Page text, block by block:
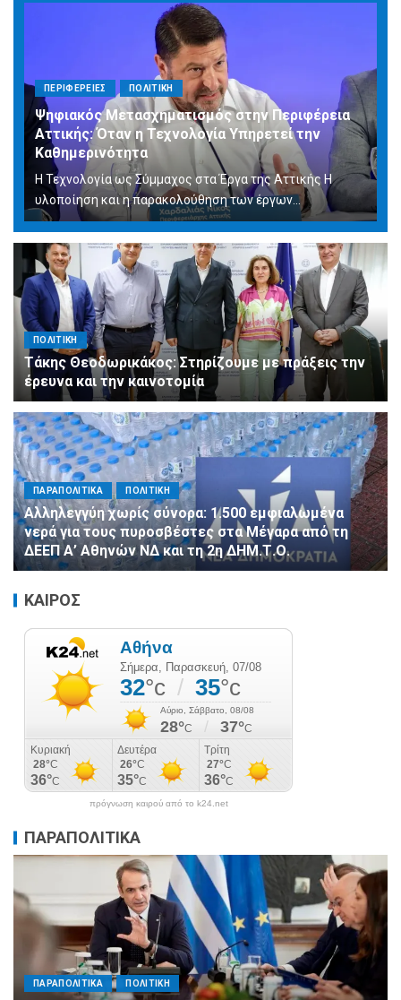
ΠΕΡΙΦΕΡΕΙΕΣ ΠΟΛΙΤΙΚΗ
Ψηφιακός Μετασχηματισμός στην Περιφέρεια
Αττικής: Όταν η Τεχνολογία Υπηρετεί την
Καθημερινότητα
Η Τεχνολογία ως Σύμμαχος στα Έργα της Αττικής Η
υλοποίηση και η παρακολούθηση των έργων...
ΠΟΛΙΤΙΚΗ
Τάκης Θεοδωρικάκος: Στηρίζουμε με πράξεις την
έρευνα και την καινοτομία
ΠΑΡΑΠΟΛΙΤΙΚΑ ΠΟΛΙΤΙΚΗ
Αλληλεγγύη χωρίς σύνορα: 1.500 εμφιαλωμένα
νερά για τους πυροσβέστες στα Μέγαρα από τη
ΔΕΕΠ Α’ Αθηνών ΝΔ και τη 2η ΔΗΜ.Τ.Ο.
ΚΑΙΡΟΣ
πρόγνωση καιρού από το k24.net
ΠΑΡΑΠΟΛΙΤΙΚΑ
ΠΑΡΑΠΟΛΙΤΙΚΑ ΠΟΛΙΤΙΚΗ